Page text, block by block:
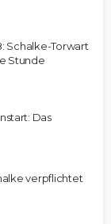
Schalke-Torwart
Stunde
Das
verpflichtet